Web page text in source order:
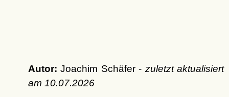
Autor: Joachim Schäfer - zuletzt aktualisiert
am 10.07.2026